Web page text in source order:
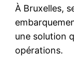
À Bruxelles,
une solution
opérations.